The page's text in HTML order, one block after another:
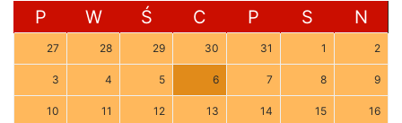
P W Ś C P S N
27 28 29 30 31 1 2
3 4 5 6 7 8 9
10 11 12 13 14 15 16